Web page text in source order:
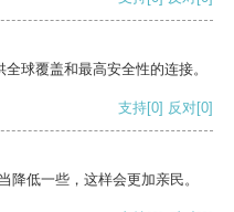
球覆盖和最高安全性的连接。
支持[0] 反对[0]
降低一些，这样会更加亲民。